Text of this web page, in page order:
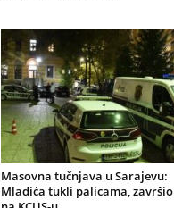
Masovna tučnjava u Sarajevu:
Mladića tukli palicama, završio